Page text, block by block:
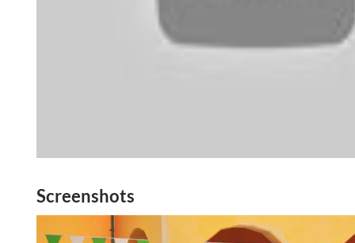
Screenshots